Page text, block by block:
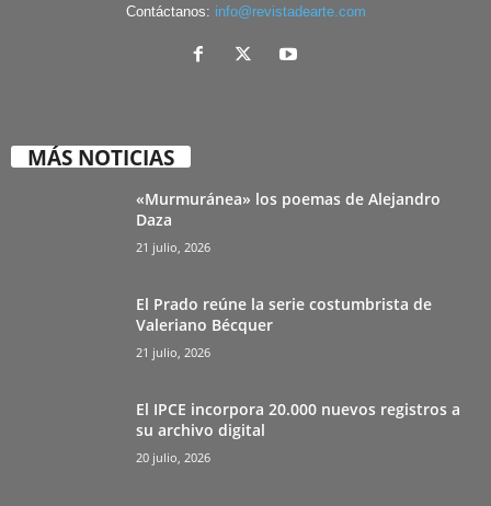
Contáctanos: info@revistadearte.com
MÁS NOTICIAS
«Murmuránea» los poemas de Alejandro
Daza
21 julio, 2026
El Prado reúne la serie costumbrista de
Valeriano Bécquer
21 julio, 2026
El IPCE incorpora 20.000 nuevos registros a
su archivo digital
20 julio, 2026